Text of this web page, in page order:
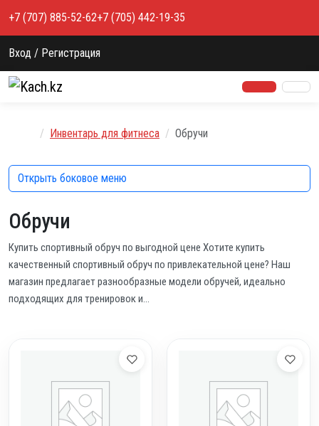
+7 (707) 885-52-62+7 (705) 442-19-35
Вход / Регистрация
Главная
Инвентарь для фитнеса Обручи
Обручи
Купить спортивный обруч по выгодной цене Хотите купить
качественный спортивный обруч по привлекательной цене? Наш
магазин предлагает разнообразные модели обручей, идеально
подходящих для тренировок и…
Открыть боковое меню